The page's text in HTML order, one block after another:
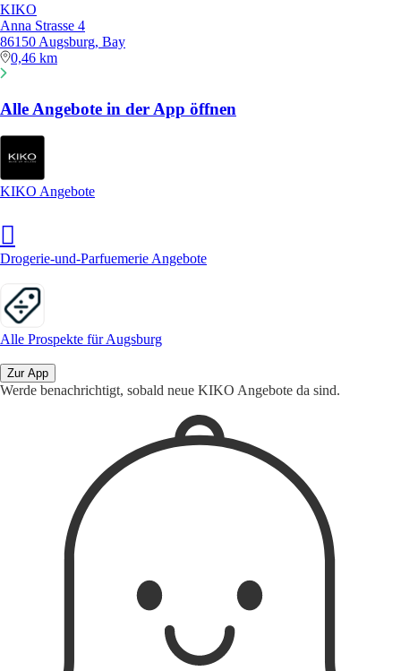
KIKO
Anna Strasse 4
86150 Augsburg, Bay
0,46 km
Alle Angebote in der App öffnen
KIKO Angebote
Drogerie-und-Parfuemerie Angebote
Alle Prospekte für Augsburg
Zur App
Werde benachrichtigt, sobald neue KIKO Angebote da sind.